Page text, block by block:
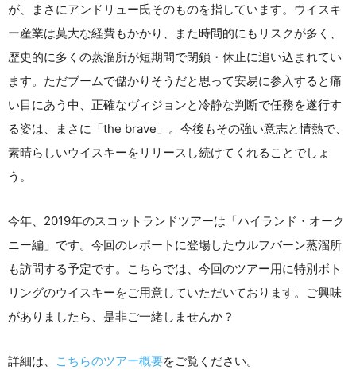
が、まさにアンドリュー氏そのものを指しています。ウイスキ
ー産業は莫大な経費もかかり、また時間的にもリスクが多く、
歴史的に多くの蒸溜所が短期間で閉鎖・休止に追い込まれてい
ます。ただブームで儲かりそうだと思って安易に参入すると痛
い目にあう中、正確なヴィジョンと冷静な判断で任務を遂行す
る姿は、まさに「the brave」。今後もその強い意志と情熱で、
素晴らしいウイスキーをリリースし続けてくれることでしょ
う。
今年、2019年のスコットランドツアーは「ハイランド・オーク
ニー編」です。今回のレポートに登場したウルフバーン蒸溜所
も訪問する予定です。こちらでは、今回のツアー用に特別ボト
リングのウイスキーをご用意していただいております。ご興味
がありましたら、是非ご一緒しませんか？
詳細は、 こちらのツアー概要をご覧ください。